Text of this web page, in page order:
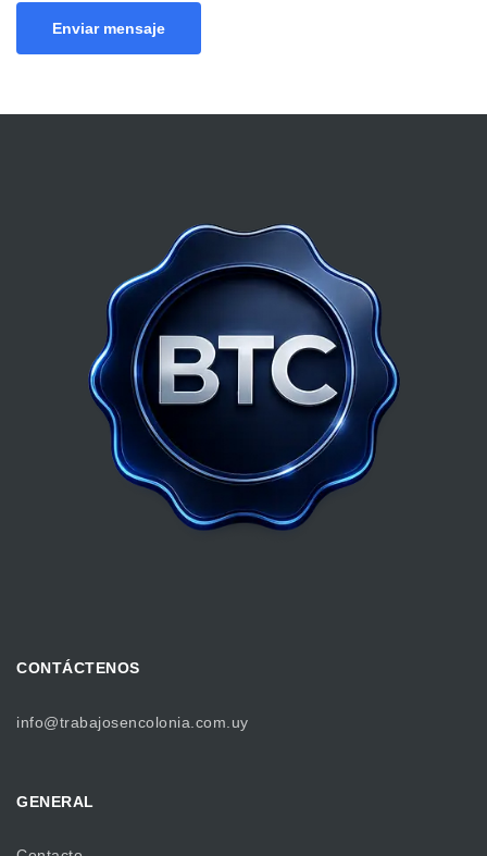
Enviar mensaje
CONTÁCTENOS
info@trabajosencolonia.com.uy
GENERAL